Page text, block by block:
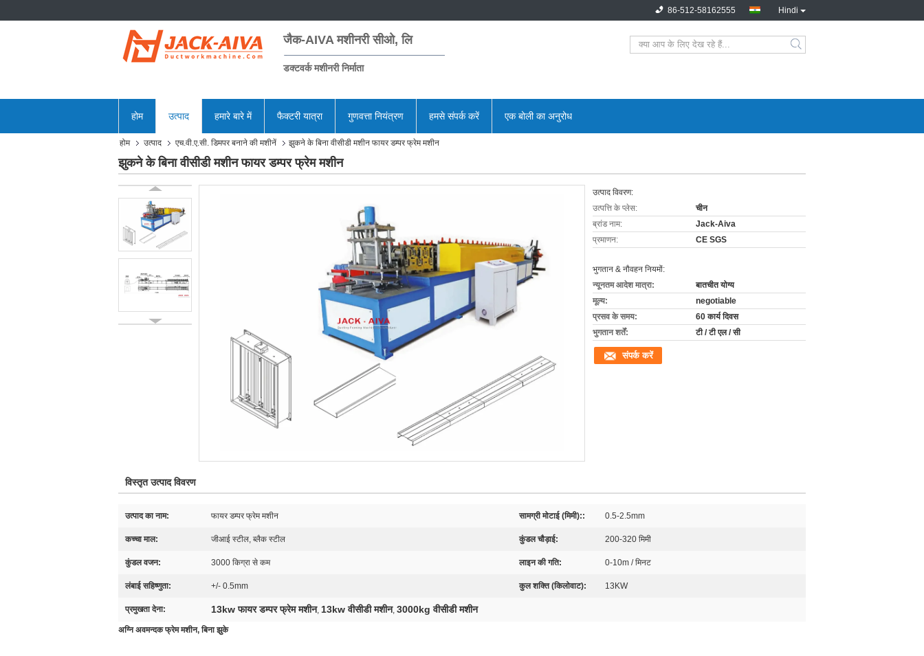
Hindi
86-512-58162555
जैक-AIVA मशीनरी सीओ, लि
डक्टवर्क मशीनरी निर्माता
होम उत्पाद हमारे बारे में फैक्टरी यात्रा गुणवत्ता नियंत्रण हमसे संपर्क करें एक बोली का अनुरोध
होम उत्पाद एच.वी.ए.सी. डिमपर बनाने की मशीनें झुकने के बिना वीसीडी मशीन फायर डम्पर फ्रेम मशीन
झुकने के बिना वीसीडी मशीन फायर डम्पर फ्रेम मशीन
उत्पाद विवरण:
उत्पत्ति के प्लेस:
चीन
ब्रांड नाम:
Jack-Aiva
प्रमाणन:
CE SGS
भुगतान & नौवहन नियमों:
न्यूनतम आदेश मात्रा:
बातचीत योग्य
मूल्य:
negotiable
प्रसव के समय:
60 कार्य दिवस
भुगतान शर्तें:
टी / टी एल / सी
संपर्क करें
विस्तृत उत्पाद विवरण
उत्पाद का नाम: फायर डम्पर फ्रेम मशीन सामग्री मोटाई (मिमी):: 0.5-2.5mm
कच्चा माल: जीआई स्टील, ब्लैक स्टील कुंडल चौड़ाई: 200-320 मिमी
कुंडल वजन: 3000 किग्रा से कम लाइन की गति: 0-10m / मिनट
लंबाई सहिष्णुता: +/- 0.5mm कुल शक्ति (किलोवाट): 13KW
प्रमुखता देना: 13kw फायर डम्पर फ्रेम मशीन, 13kw वीसीडी मशीन, 3000kg वीसीडी मशीन
अग्नि अवमन्दकफ्रेम मशीन, बिना झुके